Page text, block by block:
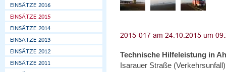
Technische Hilfeleistung in
Isarauer Straße (Verkehrsunfall)